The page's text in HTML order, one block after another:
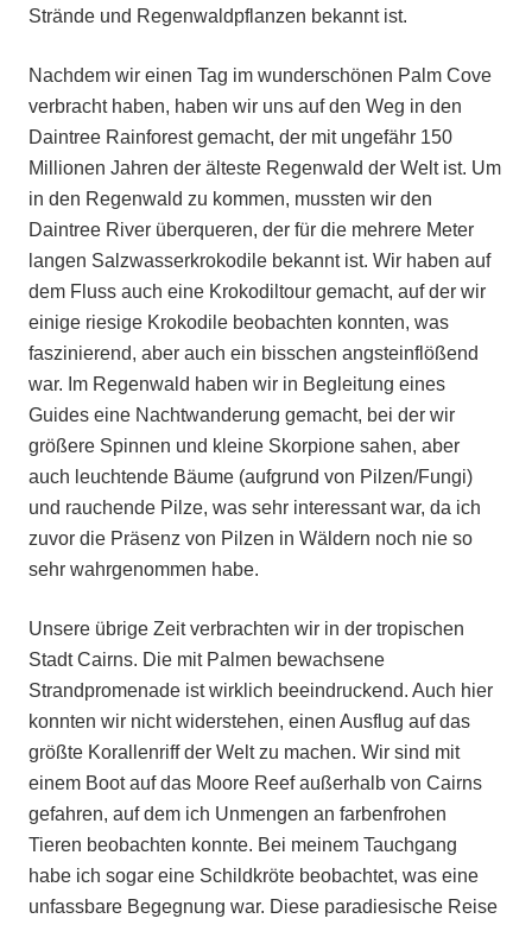
Strände und Regenwaldpflanzen bekannt ist.
Nachdem wir einen Tag im wunderschönen Palm Cove
verbracht haben, haben wir uns auf den Weg in den
Daintree Rainforest gemacht, der mit ungefähr 150
Millionen Jahren der älteste Regenwald der Welt ist. Um
in den Regenwald zu kommen, mussten wir den
Daintree River überqueren, der für die mehrere Meter
langen Salzwasserkrokodile bekannt ist. Wir haben auf
dem Fluss auch eine Krokodiltour gemacht, auf der wir
einige riesige Krokodile beobachten konnten, was
faszinierend, aber auch ein bisschen angsteinflößend
war. Im Regenwald haben wir in Begleitung eines
Guides eine Nachtwanderung gemacht, bei der wir
größere Spinnen und kleine Skorpione sahen, aber
auch leuchtende Bäume (aufgrund von Pilzen/Fungi)
und rauchende Pilze, was sehr interessant war, da ich
zuvor die Präsenz von Pilzen in Wäldern noch nie so
sehr wahrgenommen habe.
Unsere übrige Zeit verbrachten wir in der tropischen
Stadt Cairns. Die mit Palmen bewachsene
Strandpromenade ist wirklich beeindruckend. Auch hier
konnten wir nicht widerstehen, einen Ausflug auf das
größte Korallenriff der Welt zu machen. Wir sind mit
einem Boot auf das Moore Reef außerhalb von Cairns
gefahren, auf dem ich Unmengen an farbenfrohen
Tieren beobachten konnte. Bei meinem Tauchgang
habe ich sogar eine Schildkröte beobachtet, was eine
unfassbare Begegnung war. Diese paradiesische Reise